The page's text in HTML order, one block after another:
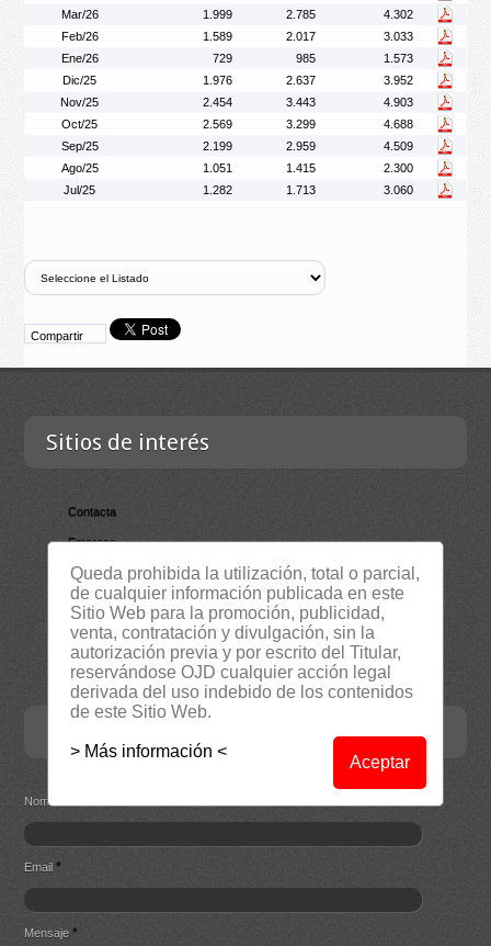
Mar/26
1.999 2.785
4.302
Feb/26
1.589 2.017
3.033
Ene/26
729 985
1.573
Dic/25
1.976 2.637
3.952
Nov/25
2.454 3.443
4.903
Oct/25
2.569 3.299
4.688
Sep/25
2.199 2.959
4.509
Ago/25
1.051 1.415
2.300
Jul/25
1.282 1.713 3.060
Compartir
Sitios de interés
Contacta
Empresa
Lista Certificados
RSS
Servicios
Suscripción Newsletter
Nombre
Email*
Mensaje*
Queda prohibida la utilización, total o parcial,
de cualquier información publicada en este
Sitio Web para la promoción, publicidad,
venta, contratación y divulgación, sin la
autorización previa y por escrito del Titular,
reservándose OJD cualquier acción legal
derivada del uso indebido de los contenidos
de este Sitio Web.
> Más información <
Aceptar